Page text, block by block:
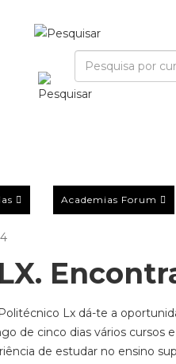
Academias Forum
Lx dá-te a
de cinco dias vários cursos
de estudar no ensino